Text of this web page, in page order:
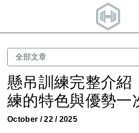
懸吊訓練完整介紹
練的特色與優勢一
October / 22 / 2025